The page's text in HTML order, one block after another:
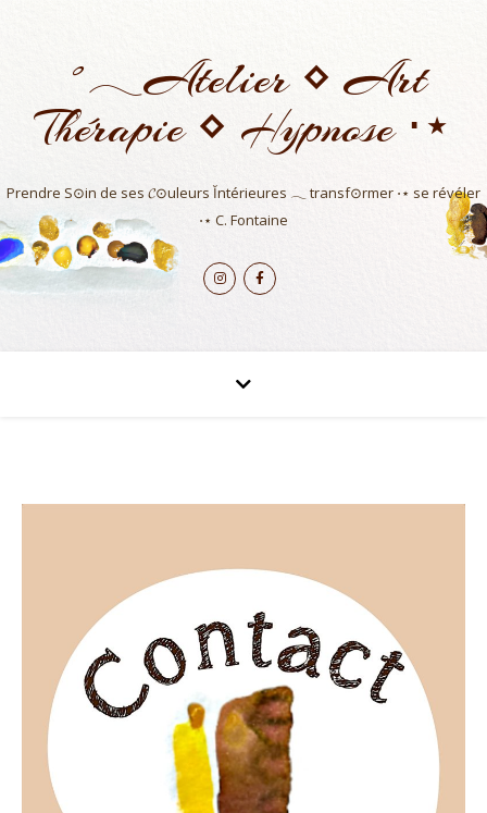
˚𓂃Atelier ⋄ Art
Thérapie ⋄ Hypnose ⋅⋆
Prendre S⊙in de ses 𝓒⊙uleurs Ĭntérieures 𓂃 transf⊙rmer ⋅⋆ se révéler
⋅⋆ C. Fontaine